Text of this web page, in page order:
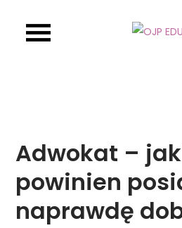
Adwokat –
powinien
naprawdę